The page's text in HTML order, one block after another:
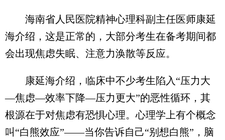
海南省人民医院精神心理科副主任医师康延
海介绍，这是正常的，大部分考生在备考期间都
会出现焦虑失眠、注意力涣散等反应。
康延海介绍，临床中不少考生陷入“压力大
—焦虑—效率下降—压力更大”的恶性循环，其
根源在于对焦虑有恐惧心理。心理学上有个概念
叫“白熊效应”——当你告诉自己“别想白熊”，脑